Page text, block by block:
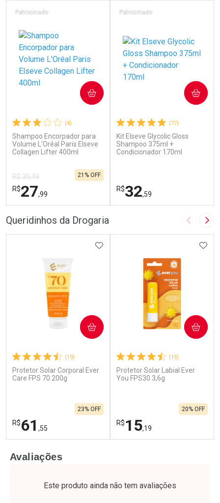
(4)
Shampoo Encorpador para
Volume L'Oréal Paris Elseve
Collagen Lifter 400ml
Patrocinado
R$ 35,49
R$27,99
21% OFF
COMPRAR
Ativar Desconto
(77)
Kit Elseve Glycolic Gloss
Shampoo 375ml +
Condicionador 170ml
Patrocinado
R$32,59
COMPRAR
Ativar Desconto
Queridinhos da Drogaria Imagem
(19)
Protetor Solar Corporal Ever
Care FPS 70 200g
R$61 ,55
23% OFF
ADICIONAR AOS FAVORITOS
COMPRAR
Laboratório
Por Menos
(15)
Protetor Solar Labial Ever
You FPS30 3,6g
R$15,19
20% OFF
COMPRAR
Laboratório
Por Menos
Avaliações
Este produto ainda não tem avaliações